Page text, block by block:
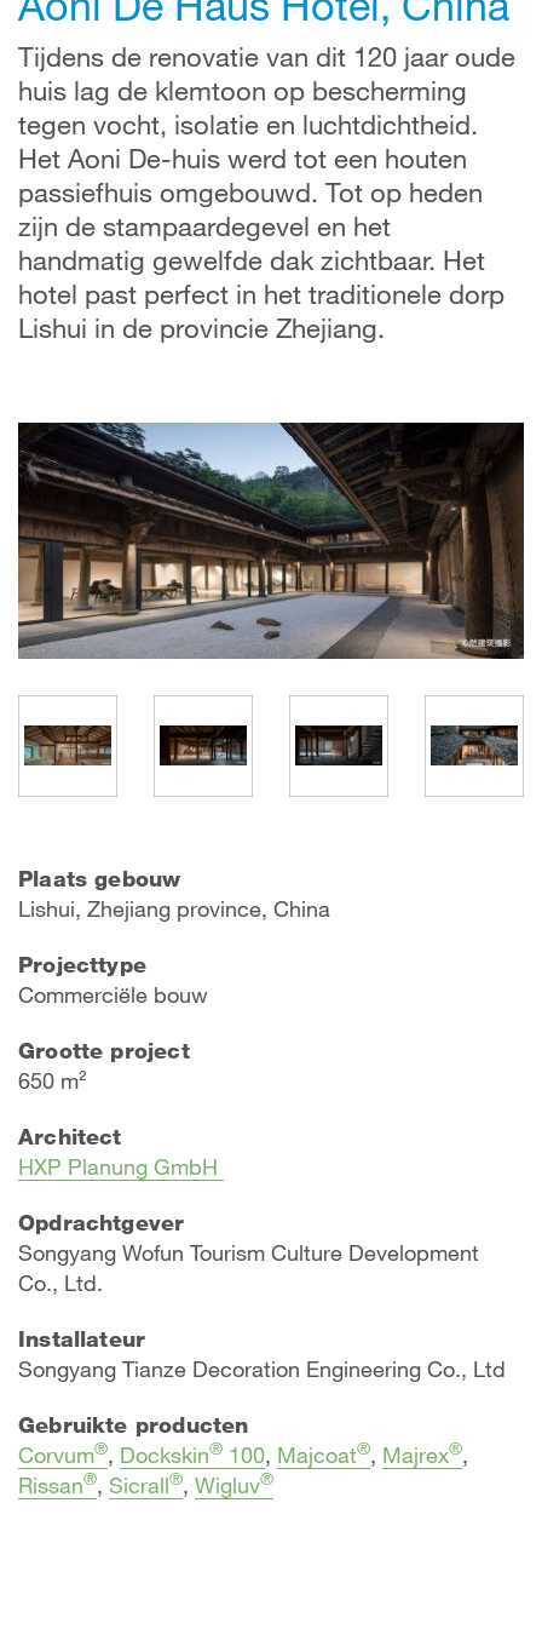
Tijdens de renovatie van dit 120 jaar oude
huis lag de klemtoon op bescherming
tegen vocht, isolatie en luchtdichtheid.
Het Aoni De-huis werd tot een houten
passiefhuis omgebouwd. Tot op heden
zijn de stampaardegevel en het
handmatig gewelfde dak zichtbaar. Het
hotel past perfect in het traditionele dorp
Lishui in de provincie Zhejiang.
Plaats gebouw
Lishui, Zhejiang province, China
Projecttype
Commerciële bouw
Grootte project
650 m²
Architect
HXP Planung GmbH
Opdrachtgever
Songyang Wofun Tourism Culture Development
Co., Ltd.
Installateur
Songyang Tianze Decoration Engineering Co., Ltd
Gebruikte producten
Corvum®, Dockskin® 100, Majcoat®, Majrex®,
Rissan®, Sicrall®, Wigluv®